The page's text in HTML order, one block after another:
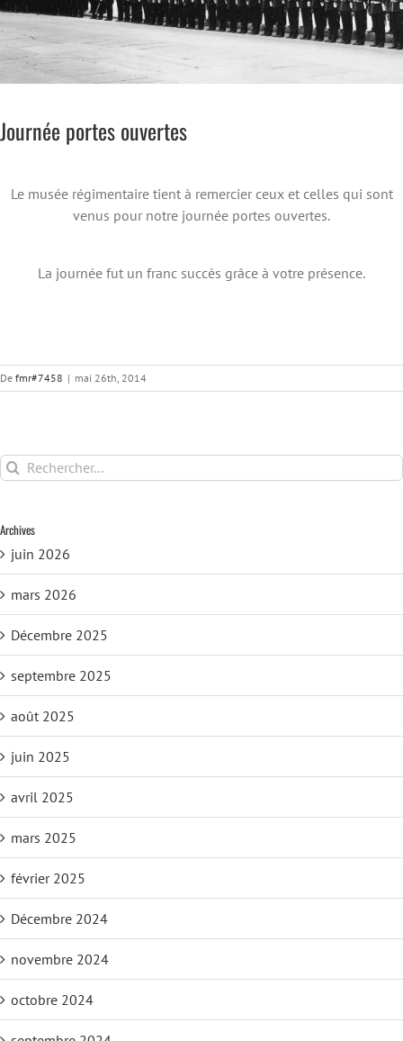
Journée portes ouvertes
Le musée régimentaire tient à remercier ceux et celles qui sont
venus pour notre journée portes ouvertes.
La journée fut un franc succès grâce à votre présence.
De fmr#7458 | mai 26th, 2014
Recherche
sur
site
:
Archives
juin 2026
mars 2026
Décembre 2025
septembre 2025
août 2025
juin 2025
avril 2025
mars 2025
février 2025
Décembre 2024
novembre 2024
octobre 2024